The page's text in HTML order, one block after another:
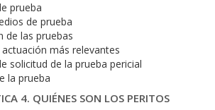
prueba
de prueba
de las pruebas
más relevantes
solicitud de la prueba pericial
la prueba
4. QUIÉNES SON LOS PERITOS